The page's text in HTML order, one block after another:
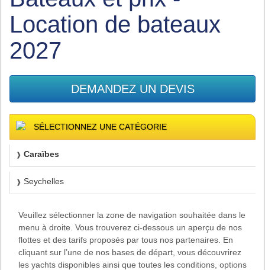
Location de bateaux
2027
DEMANDEZ UN DEVIS
SÉLECTIONNEZ UNE CATÉGORIE
Caraïbes
Seychelles
Veuillez sélectionner la zone de navigation souhaitée dans le
menu à droite. Vous trouverez ci-dessous un aperçu de nos
flottes et des tarifs proposés par tous nos partenaires. En
cliquant sur l’une de nos bases de départ, vous découvrirez
les yachts disponibles ainsi que toutes les conditions, options